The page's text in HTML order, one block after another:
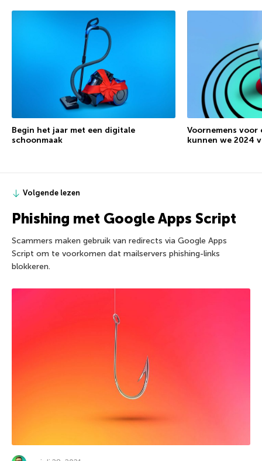
Begin het jaar met een digitale
schoonmaak
Voornemens
kunnen we 2024
Volgende lezen
Phishing met Google Apps Script
Scammers maken gebruik van redirects via Google Apps
Script om te voorkomen dat mailservers phishing-links
blokkeren.